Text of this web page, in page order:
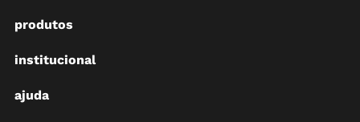
produtos
institucional
ajuda